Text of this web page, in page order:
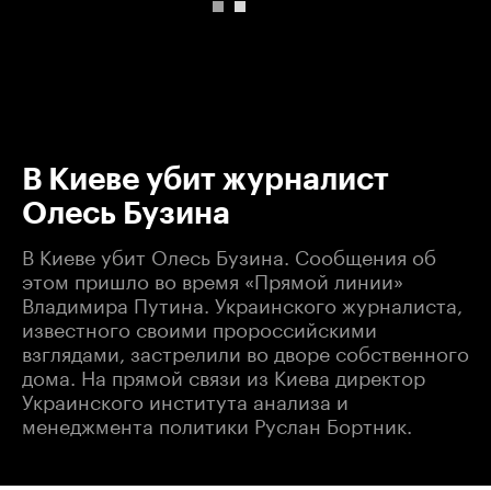
В Киеве убит журналист
Олесь Бузина
В Киеве убит Олесь Бузина. Сообщения об
этом пришло во время «Прямой линии»
Владимира Путина. Украинского журналиста,
известного своими пророссийскими
взглядами, застрелили во дворе собственного
дома. На прямой связи из Киева директор
Украинского института анализа и
менеджмента политики Руслан Бортник.